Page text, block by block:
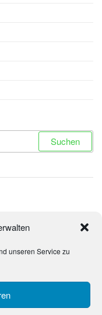
unseren Service zu
Fundación Peter